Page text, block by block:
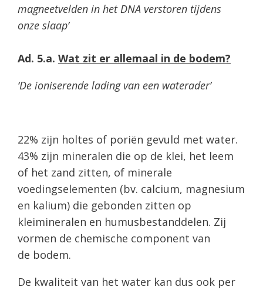
magneetvelden in het DNA verstoren tijdens
onze slaap’
Ad. 5.a. Wat zit er allemaal in de bodem?
‘De ioniserende lading van een waterader’
22% zijn holtes of poriën gevuld met water.
43% zijn mineralen die op de klei, het leem
of het zand zitten, of minerale
voedingselementen (bv. calcium, magnesium
en kalium) die gebonden zitten op
kleimineralen en humusbestanddelen. Zij
vormen de chemische component van
de bodem.
De kwaliteit van het water kan dus ook per